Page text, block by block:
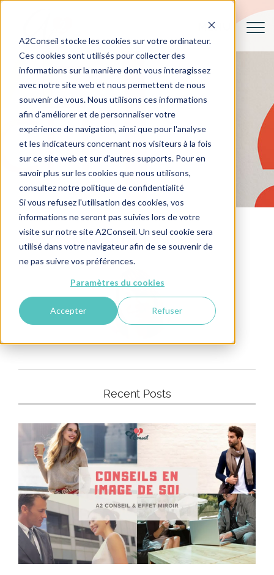
A2Conseil stocke les cookies sur votre ordinateur.
Ces cookies sont utilisés pour collecter des
informations sur la manière dont vous interagissez
avec notre site web et nous permettent de nous
souvenir de vous. Nous utilisons ces informations
afin d'améliorer et de personnaliser votre
expérience de navigation, ainsi que pour l'analyse
et les indicateurs concernant nos visiteurs à la fois
sur ce site web et sur d'autres supports. Pour en
savoir plus sur les cookies que nous utilisons,
consultez notre politique de confidentialité
Si vous refusez l'utilisation des cookies, vos
informations ne seront pas suivies lors de votre
visite sur notre site A2Conseil. Un seul cookie sera
utilisé dans votre navigateur afin de se souvenir de
ne pas suivre vos préférences.
Paramètres du cookies
Accepter Refuser
Mireille Mathis
Recent Posts